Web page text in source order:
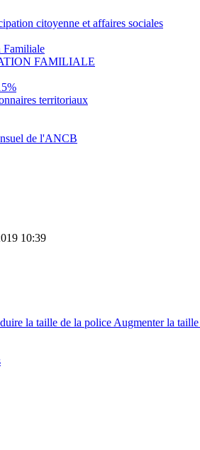
citoyenne et affaires sociales
Familiale
FAMILIALE
territoriaux
de l'ANCB
10:39
la taille de la police Augmenter la